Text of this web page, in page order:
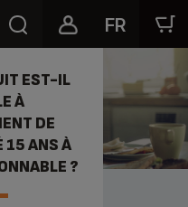
FR
LA RÉPARABILITÉ
EST-IL
À
DE
15 ANS À
?